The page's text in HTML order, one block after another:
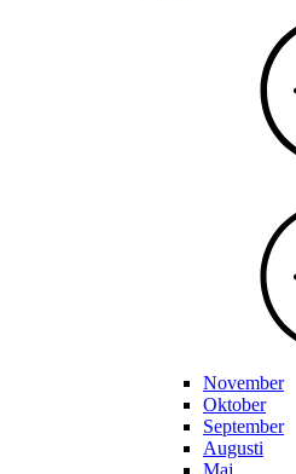
November
Oktober
September
Augusti
Maj